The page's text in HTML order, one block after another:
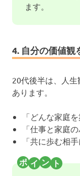
ます。
4. 自分の価値観
20代後半は、人
あります。
「どんな家庭
「仕事と家庭
「共に歩む相